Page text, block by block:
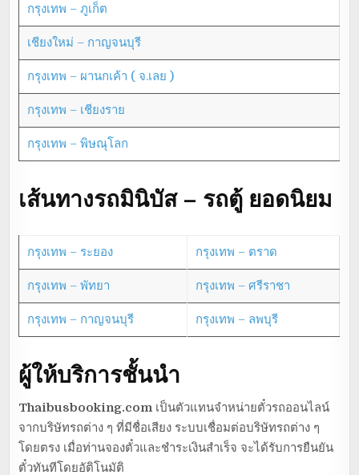
กรุงเทพ – ภูเก็ต
เชียงใหม่ – กาญจนบุรี
กรุงเทพ – ผานกเค้า ( จ.เลย )
กรุงเทพ – เชียงราย
กรุงเทพ – พิษณุโลก
เส้นทางรถมินิบัส – รถตู้ ยอดนิยม
กรุงเทพ – ระยอง กรุงเทพ – ตราด
กรุงเทพ – พัทยา กรุงเทพ – ศรีราชา
กรุงเทพ – กาญจนบุรี กรุงเทพ – ลพบุรี
ผู้ให้บริการชั้นนำ
Thaibusbooking.com เป็นตัวแทนจำหน่ายตั๋วรถออนไลน์
จากบริษัทรถต่าง ๆ ที่มีชื่อเสียง ระบบเชื่อมต่อบริษัทรถต่าง ๆ
โดยตรง เมื่อท่านจองตั๋วและชำระเงินสำเร็จ จะได้รับการยืนยัน
ตั๋วทันทีโดยอัติโนมัติ